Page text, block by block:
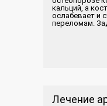
кальций, а
ослабевает и
переломам.
Лечение